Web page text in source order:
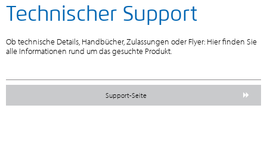
Technischer Support
Ob technische Details, Handbücher, Zulassungen oder Flyer: Hier finden Sie
alle Informationen rund um das gesuchte Produkt.
Support-Seite